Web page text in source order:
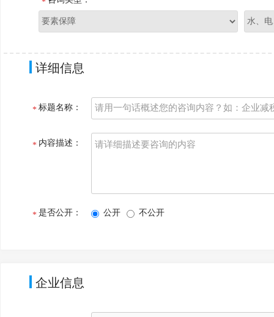
详细信息
标题名称：
内容描述：
是否公开： 公开 不公开
企业信息